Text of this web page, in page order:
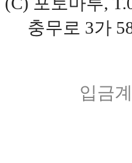
충무로 3가
입금